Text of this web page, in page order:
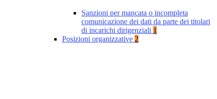
Sanzioni per mancata o incompleta
comunicazione dei dati da parte dei titolari
di incarichi dirigenziali 1
Posizioni organizzative 2